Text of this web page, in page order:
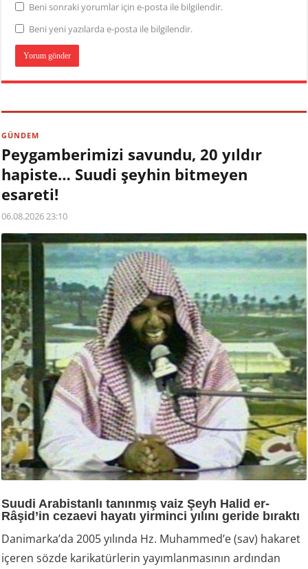
Beni sonraki yorumlar için e-posta ile bilgilendir.
Beni yeni yazılarda e-posta ile bilgilendir.
GÜNDEM
Peygamberimizi savundu, 20 yıldır
hapiste… Suudi şeyhin bitmeyen
esareti!
06.08.2026 23:10
Suudi Arabistanlı tanınmış vaiz Şeyh Halid er-
Râşid’in cezaevi hayatı yirminci yılını geride bıraktı
Danimarka’da 2005 yılında Hz. Muhammed’e (sav) hakaret
içeren sözde karikatürlerin yayımlanmasının ardından